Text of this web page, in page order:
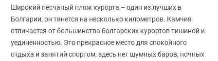
Широкий песчаный пляж курорта – один из лучших в
Болгарии, он тянется на несколько километров. Камчия
отличается от большинства болгарских курортов тишиной и
уединенностью. Это прекрасное место для спокойного
отдыха и занятий спортом, здесь нет шумных баров, ночных